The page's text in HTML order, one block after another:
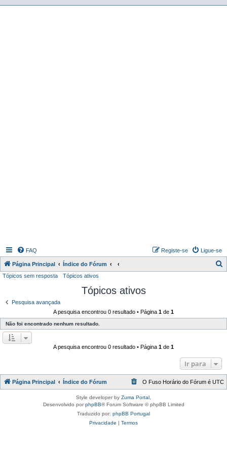
FAQ Ligue-se
Registe-se
Página Principal Índice do Fórum
Tópicos sem resposta Tópicos ativos
Tópicos ativos
Pesquisa avançada
A pesquisa encontrou 0 resultado • Página 1 de 1
Não foi encontrado nenhum resultado.
A pesquisa encontrou 0 resultado • Página 1 de 1
Ir para
Página Principal Índice do Fórum O Fuso Horário do Fórum é UTC
Style developer by Zuma Portal
Desenvolvido porphpBB® Forum Software © phpBB Limited
Traduzido por: phpBB Portugal
Privacidade | Termos